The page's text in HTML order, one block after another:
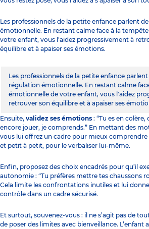
Les professionnels de la petite enfance parlent
émotionnelle. En restant calme face à la
votre enfant, vous l'aidez progressivement à
équilibre et à apaiser ses émotions.
Les professionnels de la petite enfance
régulation émotionnelle. En restant calme
émotionnelle de votre enfant, vous l'aidez
retrouver son équilibre et à apaiser ses
Ensuite, validez ses émotions : “Tu es en
encore jouer, je comprends.” En mettant des
vous lui offrez un cadre pour mieux comprendre
et petit à petit, pour le verbaliser lui-même.
Enfin, proposez des choix encadrés pour qu’il
autonomie : “Tu préfères mettre tes chaussons
Cela limite les confrontations inutiles et lui
contrôle dans un cadre sécurisé.
Et surtout, souvenez-vous : il ne s’agit pas de
de poser des limites avec bienveillance. L’enfant